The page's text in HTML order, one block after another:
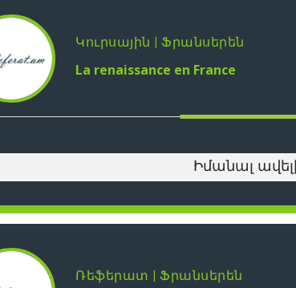
Կուրսային | Ֆրանսերեն
La renaissance en France
Իմանալ
Ռեֆերատ | Ֆրանսերեն